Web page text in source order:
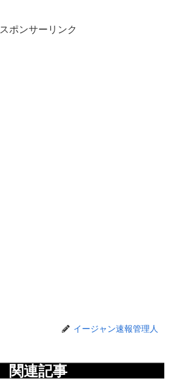
スポンサーリンク
イージャン速報管理人
関連記事